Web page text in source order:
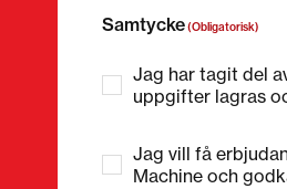
Samtycke(Obligatorisk)
Jag har tagit del
uppgifter lagras
Jag vill få
Machine och